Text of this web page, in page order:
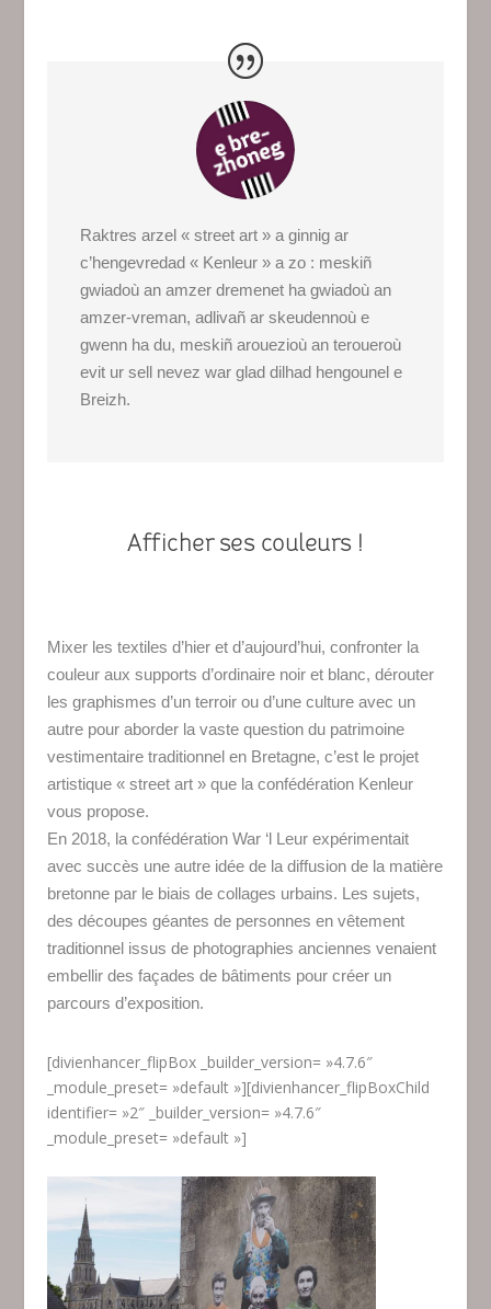
Raktres arzel « street art » a ginnig ar
c’hengevredad « Kenleur » a zo : meskiñ
gwiadoù an amzer dremenet ha gwiadoù an
amzer-vreman, adlivañ ar skeudennoù e
gwenn ha du, meskiñ arouezioù an teroueroù
evit ur sell nevez war glad dilhad hengounel e
Breizh.
Afficher ses couleurs !
Mixer les textiles d’hier et d’aujourd’hui, confronter la
couleur aux supports d’ordinaire noir et blanc, dérouter
les graphismes d’un terroir ou d’une culture avec un
autre pour aborder la vaste question du patrimoine
vestimentaire traditionnel en Bretagne, c’est le projet
artistique « street art » que la confédération Kenleur
vous propose.
En 2018, la confédération War ‘l Leur expérimentait
avec succès une autre idée de la diffusion de la matière
bretonne par le biais de collages urbains. Les sujets,
des découpes géantes de personnes en vêtement
traditionnel issus de photographies anciennes venaient
embellir des façades de bâtiments pour créer un
parcours d’exposition.
[divienhancer_flipBox _builder_version= »4.7.6″
_module_preset= »default »][divienhancer_flipBoxChild
identifier= »2″ _builder_version= »4.7.6″
_module_preset= »default »]